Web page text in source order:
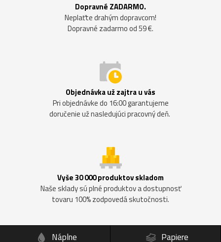
Dopravné ZADARMO.
Neplaťte drahým dopravcom!
Dopravné zadarmo od 59 €.
Objednávka už zajtra u vás
Pri objednávke do 16:00 garantujeme
doručenie už nasledujúci pracovný deň.
Vyše 30 000 produktov skladom
Naše sklady sú plné produktov a dostupnosť
tovaru 100% zodpovedá skutočnosti.
Náplne
Papiere